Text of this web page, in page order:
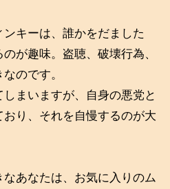
キーは、誰かをだました
が趣味。盗聴、破壊行為、
のです。
まいますが、自身の悪党と
り、それを自慢するのが大
あなたは、お気に入りのム